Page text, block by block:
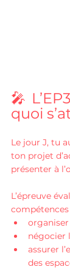
🎤
quoi
Le jour J, tu
ton projet
présenter à
L’épreuve
compétences
négocier
assurer
des